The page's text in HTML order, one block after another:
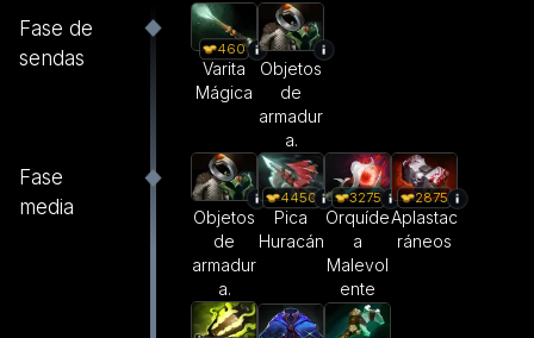
Fase de
sendas
460
Varita
Mágica
Objetos
de
armadur
a.
Fase
media
Objetos
de
armadur
a.
4450
Pica
Huracán
3275
Orquíde
a
Malevol
ente
2875
Aplastac
ráneos